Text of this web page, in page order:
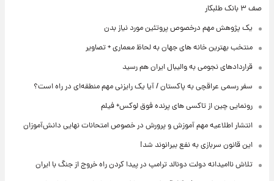
صف ۳ بانک طلبکار
یک پژوهش مهم درخصوص پروتئین مورد نیاز بدن
منتخب بهترین خانه های جهان به لحاظ معماری + تصاویر
قراردادهای نجومی به والیبال ایران هم رسید
سفر رسمی عراقچی به پاکستان / آیا یک رایزنی مهم منطقه‌ای در راه است؟
رونمایی چین از تاکسی های پرنده فوق لوکس+ فیلم
انتشار اطلاعیه مهم آموزش و پرورش در خصوص امتحانات نهایی دانش‌آموزان
این قانون سربازی به نفع بیرانوند شد!
تلاش ناامیدانه‌ دولت دونالد ترامپ در پیدا کردن راه خروج از جنگ با ایران